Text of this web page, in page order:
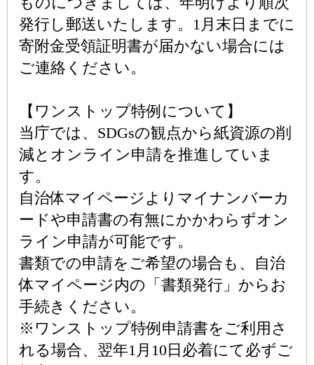
発行し郵送いたします。1月末日までに
寄附金受領証明書が届かない場合には
ご連絡ください。
【ワンストップ特例について】
当庁では、SDGsの観点から紙資源の削
減とオンライン申請を推進していま
す。
自治体マイページよりマイナンバーカ
ードや申請書の有無にかかわらずオン
ライン申請が可能です。
書類での申請をご希望の場合も、自治
体マイページ内の「書類発行」からお
手続きください。
※ワンストップ特例申請書をご利用さ
れる場合、翌年1月10日必着にて必ずご